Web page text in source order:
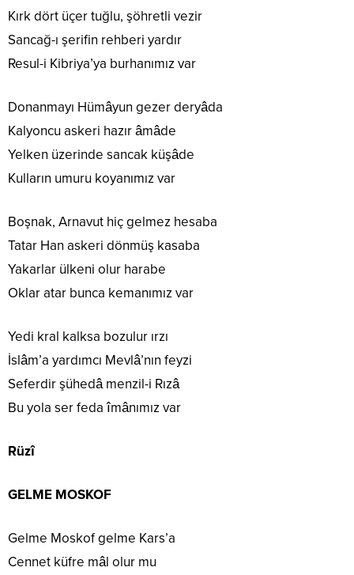
Kırk dört üçer tuğlu, şöhretli vezir
Sancağ-ı şerifin rehberi yardır
Resul-i Kibriya’ya burhanımız var
Donanmayı Hümâyun gezer deryâda
Kalyoncu askeri hazır âmâde
Yelken üzerinde sancak küşâde
Kulların umuru koyanımız var
Boşnak, Arnavut hiç gelmez hesaba
Tatar Han askeri dönmüş kasaba
Yakarlar ülkeni olur harabe
Oklar atar bunca kemanımız var
Yedi kral kalksa bozulur ırzı
İslâm’a yardımcı Mevlâ’nın feyzi
Seferdir şühedâ menzil-i Rızâ
Bu yola ser feda îmânımız var
Rüzî
GELME MOSKOF
Gelme Moskof gelme Kars’a
Cennet küfre mâl olur mu